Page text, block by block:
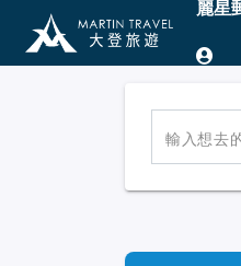
麗星
輸入想去